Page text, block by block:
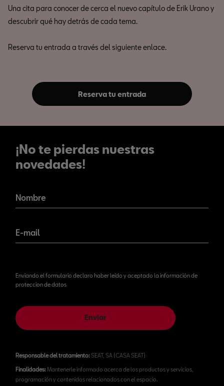
Una cita para conocer de cerca el nuevo capítulo de Erik Urano y
descubrir qué hay detrás de cada tema.
Reserva tu entrada a través del siguiente enlace.
Reserva tu entrada
¡No te pierdas nuestras
novedades!
novedades!
Nombre
E-mail
Enviando el formulario declaro haber leído y aceptado la información de
proteccion de datos
Enviar
Responsable del tratamiento:SEAT, SA (CASA SEAT)
Finalidades:Mantenerle informado acerca de los productos y servicios,
programación y contenidos relacionados con el espacio.